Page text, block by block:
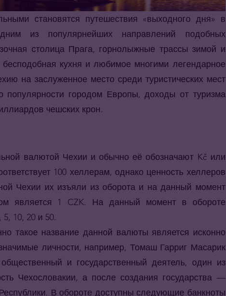
становятся путешествия «выходного дня» в
из популярнейших направлений подобных
столица Прага, горнолыжные трассы зимой и
кухня и любимое многими легендарное
на заслуженное место среди туристических мест
городом Европы, доходы от туризма
чешских крон.
валютой Чехии и обычно её обозначают Kč или
100 хеллерам, однако ценность хеллеров
Чехии их изъяли из оборота и на данный момент
является 1 CZK. На данный момент в обороте
10, 20 и 50.
такое название данной валюты является исконно
личности, например, Томаш Гарриг Масарик
и государственный деятель, один из
Чехословакии, а после создания государства —
В обороте доступны следующие банкноты